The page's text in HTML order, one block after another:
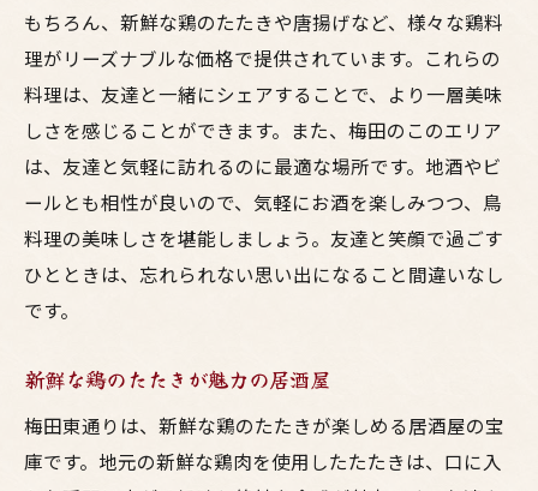
もちろん、新鮮な鶏のたたきや唐揚げなど、様々な鶏料
理がリーズナブルな価格で提供されています。これらの
料理は、友達と一緒にシェアすることで、より一層美味
しさを感じることができます。また、梅田のこのエリア
は、友達と気軽に訪れるのに最適な場所です。地酒やビ
ールとも相性が良いので、気軽にお酒を楽しみつつ、鳥
料理の美味しさを堪能しましょう。友達と笑顔で過ごす
ひとときは、忘れられない思い出になること間違いなし
です。
新鮮な鶏のたたきが魅力の居酒屋
梅田東通りは、新鮮な鶏のたたきが楽しめる居酒屋の宝
庫です。地元の新鮮な鶏肉を使用したたたきは、口に入